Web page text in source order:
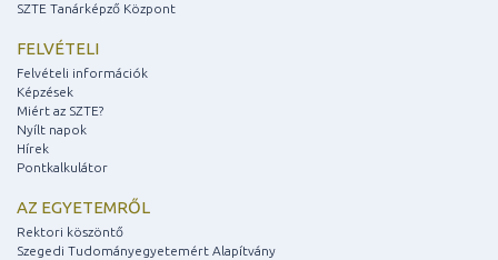
SZTE Tanárképző Központ
FELVÉTELI
Felvételi információk
Képzések
Miért az SZTE?
Nyílt napok
Hírek
Pontkalkulátor
AZ EGYETEMRŐL
Rektori köszöntő
Szegedi Tudományegyetemért Alapítvány